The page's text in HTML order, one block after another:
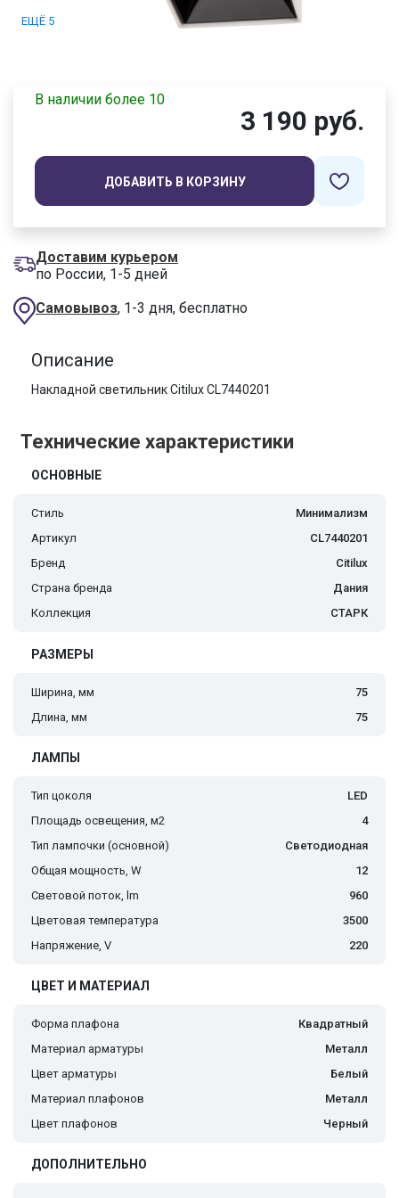
ЕЩЁ 5
В наличии более 10
3 190 руб.
ДОБАВИТЬ В КОРЗИНУ
Доставим курьером
по России, 1-5 дней
Самовывоз, 1-3 дня, бесплатно
Описание
Накладной светильник Citilux CL7440201
Технические характеристики
ОСНОВНЫЕ
Стиль
Минимализм
Артикул
CL7440201
Бренд
Citilux
Страна бренда
Дания
Коллекция
СТАРК
РАЗМЕРЫ
Ширина, мм
75
Длина, мм
75
ЛАМПЫ
Тип цоколя
LED
Площадь освещения, м2
4
Тип лампочки (основной)
Светодиодная
Общая мощность, W
12
Световой поток, lm
960
Цветовая температура
3500
Напряжение, V
220
ЦВЕТ И МАТЕРИАЛ
Форма плафона
Квадратный
Материал арматуры
Металл
Цвет арматуры
Белый
Материал плафонов
Металл
Цвет плафонов
Черный
ДОПОЛНИТЕЛЬНО